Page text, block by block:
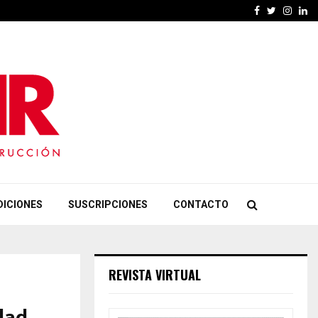
Facebook
Twitter
SUSCRIPCIONES CONTACTO
REVISTA VIRTUAL